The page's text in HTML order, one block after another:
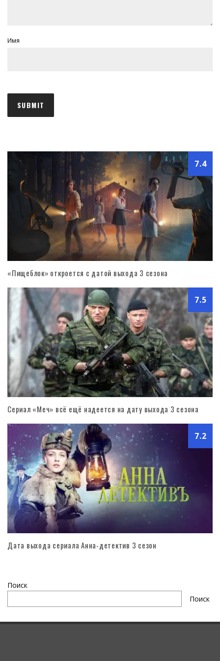
Имя
7.4
«Пищеблок» откроется с датой выхода 3 сезона
7.5
Сериал «Меч» всё ещё надеется на дату выхода 3 сезона
7.2
Дата выхода сериала Анна-детектив 3 сезон
Поиск
Поиск